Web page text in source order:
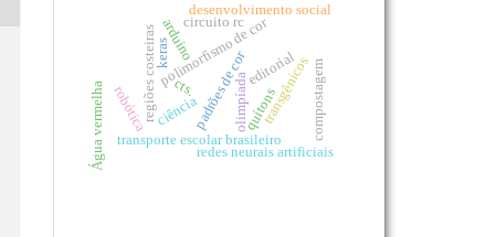
editorial
olimpíada
transporte escolar brasileiro
padrões de cor
polimorfismo de cor
quítons
regiões costeiras
robótica
redes neurais artificiais
keras
desenvolvimento social
transgênicos
cts.
Água vermelha compostagem
ciência
arduinocircuito rc